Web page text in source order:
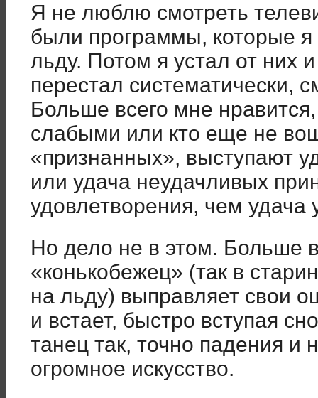
Я не люблю смотреть
были программы, которые я
льду. Потом я устал от них
перестал систематически,
Больше всего мне нравится,
слабыми или кто еще не
«признанных», выступают
или удача неудачливых
удовлетворения, чем удача
Но дело не в этом. Больше
«конькобежец» (так в
на льду) выправляет свои
и встает, быстро вступая
танец так, точно падения и
огромное искусство.